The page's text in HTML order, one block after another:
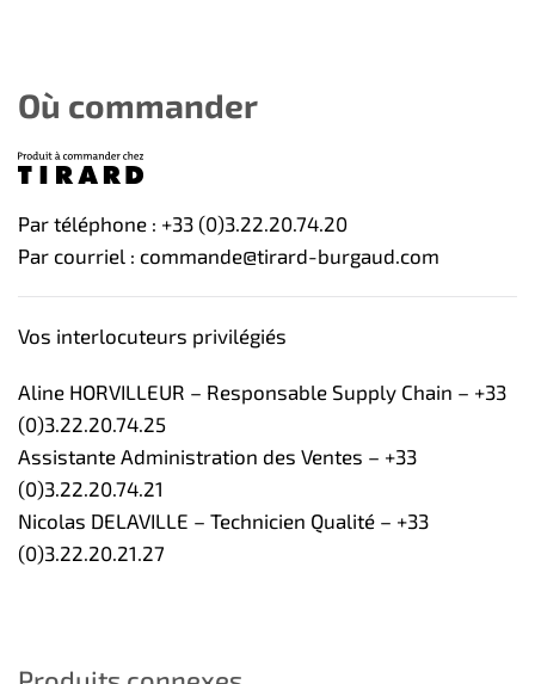
Où commander
Par téléphone : +33 (0)3.22.20.74.20
Par courriel : commande@tirard-burgaud.com
Vos interlocuteurs privilégiés
Aline HORVILLEUR – Responsable Supply Chain – +33
(0)3.22.20.74.25
Assistante Administration des Ventes – +33
(0)3.22.20.74.21
Nicolas DELAVILLE – Technicien Qualité – +33
(0)3.22.20.21.27